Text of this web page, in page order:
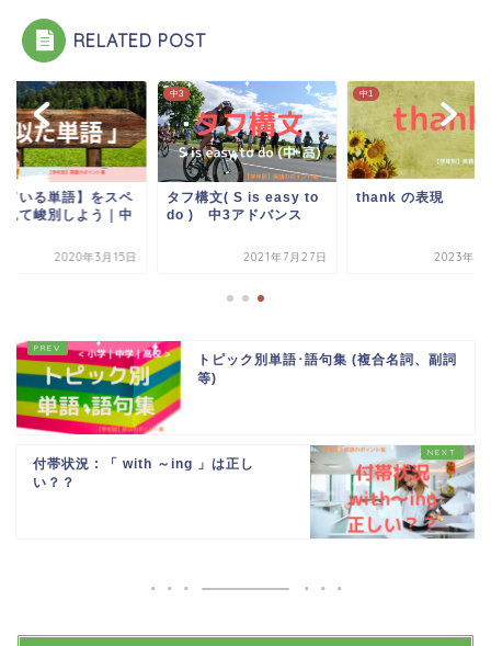
RELATED POST
ている単語】をスペ
見て峻別しよう｜中
2020年3月15日
中3
タフ構文( S is easy to
do ) 中3アドバンス
2021年7月27日
中1
thank の表現
2023年4
トピック別単語･語句集 (複合名詞、副詞
等)
付帯状況 : 「 with ～ing 」は正し
い？？